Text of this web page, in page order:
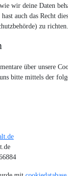
wir deine Daten
auch das Recht
zu richten.
über unsere
bitte mittels der